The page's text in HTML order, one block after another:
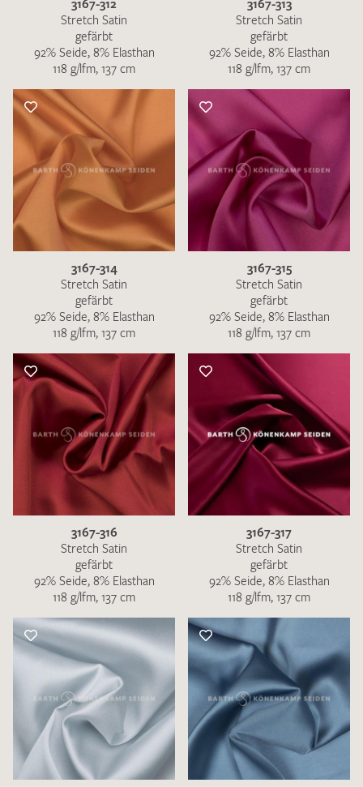
3167-312
Stretch Satin
gefärbt
92% Seide, 8% Elasthan
118 g/lfm, 137 cm
3167-313
Stretch Satin
gefärbt
92% Seide, 8% Elasthan
118 g/lfm, 137 cm
3167-314
Stretch Satin
gefärbt
92% Seide, 8% Elasthan
118 g/lfm, 137 cm
3167-315
Stretch Satin
gefärbt
92% Seide, 8% Elasthan
118 g/lfm, 137 cm
3167-316
Stretch Satin
gefärbt
92% Seide, 8% Elasthan
118 g/lfm, 137 cm
3167-317
Stretch Satin
gefärbt
92% Seide, 8% Elasthan
118 g/lfm, 137 cm